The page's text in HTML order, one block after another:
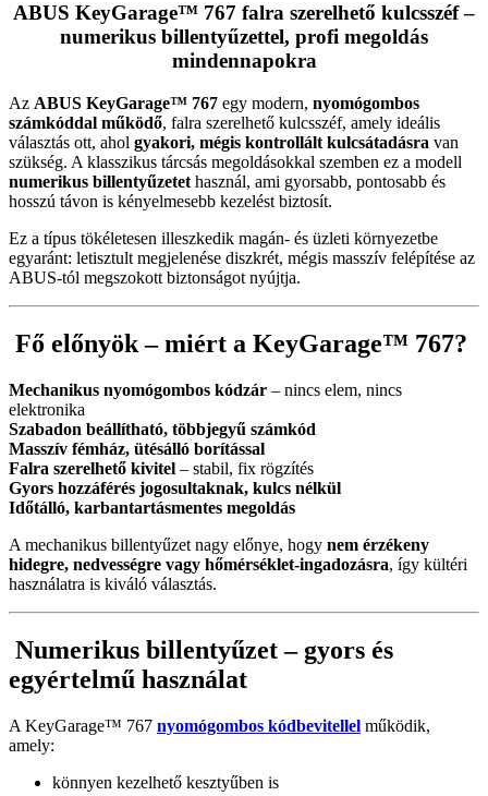
ABUS KeyGarage™ 767 falra szerelhető kulcsszéf –
numerikus billentyűzettel, profi megoldás
mindennapokra
Az ABUS KeyGarage™ 767 egy modern, nyomógombos
számkóddal működő, falra szerelhető kulcsszéf, amely ideális
választás ott, ahol gyakori, mégis kontrollált kulcsátadásra van
szükség. A klasszikus tárcsás megoldásokkal szemben ez a modell
numerikus billentyűzetet használ, ami gyorsabb, pontosabb és
hosszú távon is kényelmesebb kezelést biztosít.
Ez a típus tökéletesen illeszkedik magán- és üzleti környezetbe
egyaránt: letisztult megjelenése diszkrét, mégis masszív felépítése az
ABUS-tól megszokott biztonságot nyújtja.
Fő előnyök – miért a KeyGarage™ 767?
Mechanikus nyomógombos kódzár – nincs elem, nincs
elektronika
Szabadon beállítható, többjegyű számkód
Masszív fémház, ütésálló borítással
Falra szerelhető kivitel – stabil, fix rögzítés
Gyors hozzáférés jogosultaknak, kulcs nélkül
Időtálló, karbantartásmentes megoldás
A mechanikus billentyűzet nagy előnye, hogy nem érzékeny
hidegre, nedvességre vagy hőmérséklet-ingadozásra, így kültéri
használatra is kiváló választás.
Numerikus billentyűzet – gyors és
egyértelmű használat
A KeyGarage™ 767 nyomógombos kódbevitellel működik,
amely:
könnyen kezelhető kesztyűben is